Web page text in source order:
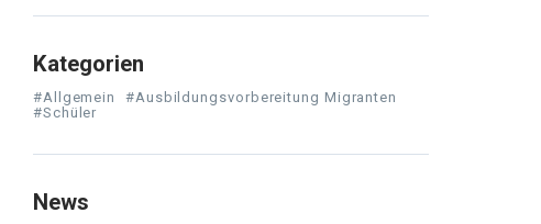
Kategorien
#Allgemein
#Ausbildungsvorbereitung Migranten
#Schüler
News